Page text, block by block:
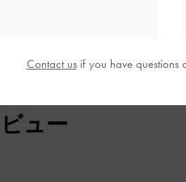
ュー
Contact usif you have questions